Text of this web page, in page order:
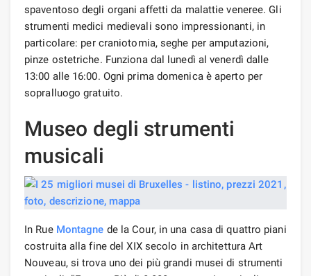
spaventoso degli organi affetti da malattie veneree. Gli
strumenti medici medievali sono impressionanti, in
particolare: per craniotomia, seghe per amputazioni,
pinze ostetriche. Funziona dal lunedì al venerdì dalle
13:00 alle 16:00. Ogni prima domenica è aperto per
sopralluogo gratuito.
Museo degli strumenti
musicali
In Rue Montagne de la Cour, in una casa di quattro piani
costruita alla fine del XIX secolo in architettura Art
Nouveau, si trova uno dei più grandi musei di strumenti